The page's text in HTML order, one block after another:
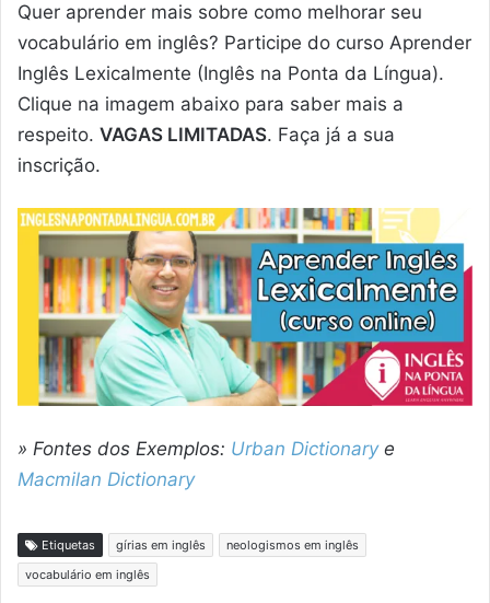
Quer aprender mais sobre como melhorar seu
vocabulário em inglês? Participe do curso Aprender
Inglês Lexicalmente (Inglês na Ponta da Língua).
Clique na imagem abaixo para saber mais a
respeito. VAGAS LIMITADAS. Faça já a sua
inscrição.
» Fontes dos Exemplos: Urban Dictionarye
Macmilan Dictionary
Etiquetas gírias em inglês
neologismos em inglês
vocabulário em inglês